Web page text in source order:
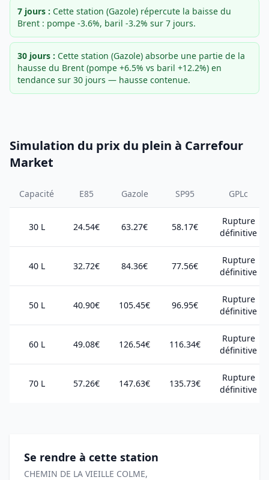
7 jours : Cette station (Gazole) répercute la baisse du
Brent : pompe -3.6%, baril -3.2% sur 7 jours.
30 jours : Cette station (Gazole) absorbe une partie de la
hausse du Brent (pompe +6.5% vs baril +12.2%) en
tendance sur 30 jours — hausse contenue.
Simulation du prix du plein à Carrefour
Market
Capacité E85 Gazole SP95 GPLc
30 L 24.54€ 63.27€ 58.17€
Rupture
définitive
40 L 32.72€ 84.36€ 77.56€
Rupture
définitive
50 L 40.90€ 105.45€ 96.95€
Rupture
définitive
60 L 49.08€ 126.54€ 116.34€
Rupture
définitive
70 L 57.26€ 147.63€ 135.73€
Rupture
définitive
Se rendre à cette station
CHEMIN DE LA VIEILLE COLME,